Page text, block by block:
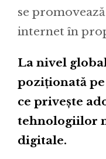
se
internet în
La nivel
poziționată
ce privește
tehnologiilor
digitale.